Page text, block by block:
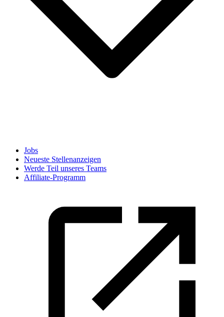
Jobs
Neueste Stellenanzeigen
Werde Teil unseres Teams
Affiliate-Programm